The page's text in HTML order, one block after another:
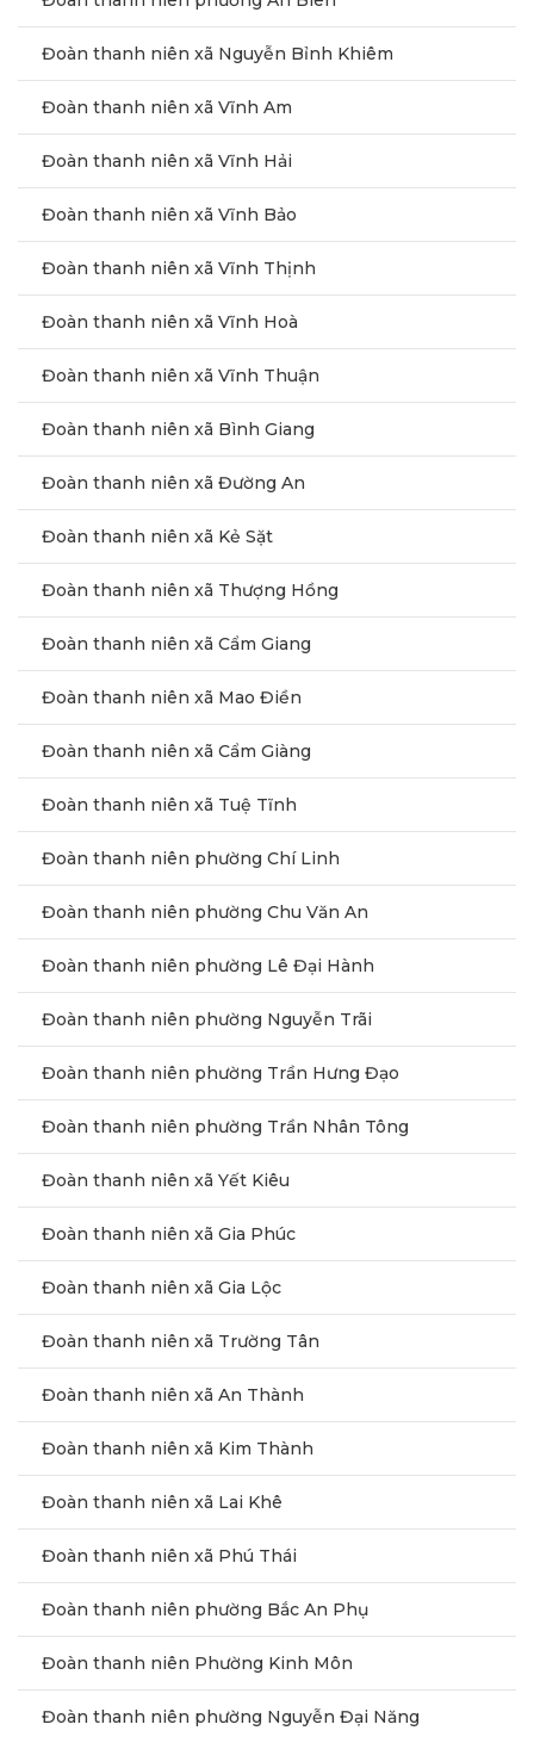
Đoàn thanh niên xã Nguyễn Bỉnh Khiêm
Đoàn thanh niên xã Vĩnh Am
Đoàn thanh niên xã Vĩnh Hải
Đoàn thanh niên xã Vĩnh Bảo
Đoàn thanh niên xã Vĩnh Thịnh
Đoàn thanh niên xã Vĩnh Hoà
Đoàn thanh niên xã Vĩnh Thuận
Đoàn thanh niên xã Bình Giang
Đoàn thanh niên xã Đường An
Đoàn thanh niên xã Kẻ Sặt
Đoàn thanh niên xã Thượng Hồng
Đoàn thanh niên xã Cẩm Giang
Đoàn thanh niên xã Mao Điền
Đoàn thanh niên xã Cẩm Giàng
Đoàn thanh niên xã Tuệ Tĩnh
Đoàn thanh niên phường Chí Linh
Đoàn thanh niên phường Chu Văn An
Đoàn thanh niên phường Lê Đại Hành
Đoàn thanh niên phường Nguyễn Trãi
Đoàn thanh niên phường Trần Hưng Đạo
Đoàn thanh niên phường Trần Nhân Tông
Đoàn thanh niên xã Yết Kiêu
Đoàn thanh niên xã Gia Phúc
Đoàn thanh niên xã Gia Lộc
Đoàn thanh niên xã Trường Tân
Đoàn thanh niên xã An Thành
Đoàn thanh niên xã Kim Thành
Đoàn thanh niên xã Lai Khê
Đoàn thanh niên xã Phú Thái
Đoàn thanh niên phường Bắc An Phụ
Đoàn thanh niên Phường Kinh Môn
Đoàn thanh niên phường Nguyễn Đại Năng